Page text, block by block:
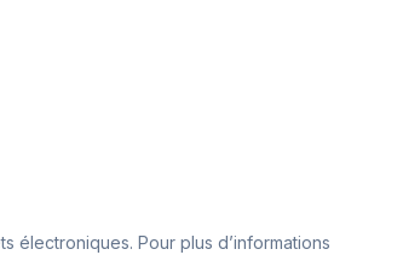
électroniques. Pour plus d’informations